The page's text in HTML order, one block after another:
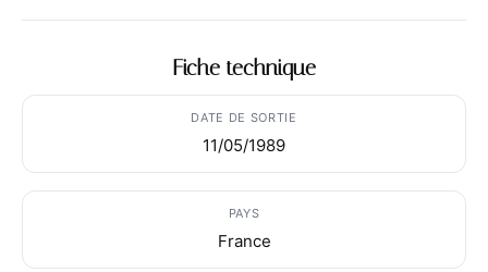
Fiche technique
DATE DE SORTIE
11/05/1989
PAYS
France